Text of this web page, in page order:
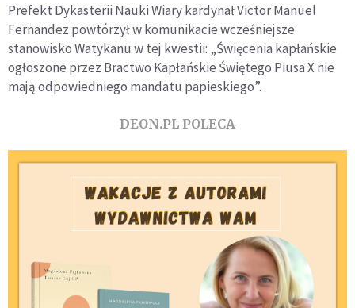
Prefekt Dykasterii Nauki Wiary kardynał Victor Manuel
Fernandez powtórzył w komunikacie wcześniejsze
stanowisko Watykanu w tej kwestii: „Święcenia kapłańskie
ogłoszone przez Bractwo Kapłańskie Świętego Piusa X nie
mają odpowiedniego mandatu papieskiego”.
DEON.PL POLECA